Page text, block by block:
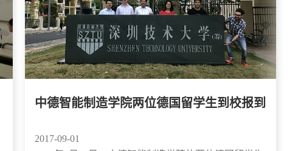
中德智能制造学院两位德国留学生到校报到
2017-09-01